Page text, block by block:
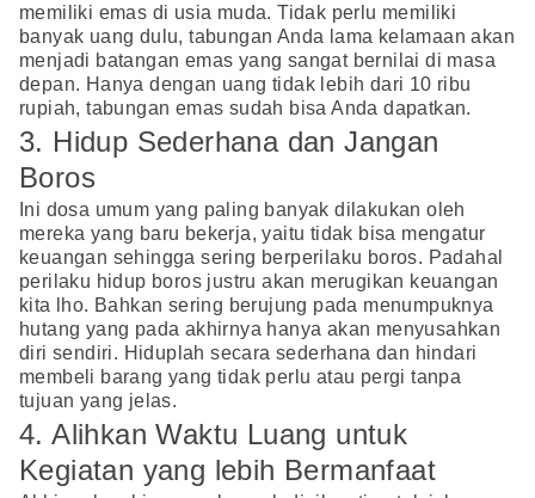
memiliki emas di usia muda. Tidak perlu memiliki
banyak uang dulu, tabungan Anda lama kelamaan akan
menjadi batangan emas yang sangat bernilai di masa
depan. Hanya dengan uang tidak lebih dari 10 ribu
rupiah, tabungan emas sudah bisa Anda dapatkan.
3. Hidup Sederhana dan Jangan
Boros
Ini dosa umum yang paling banyak dilakukan oleh
mereka yang baru bekerja, yaitu tidak bisa mengatur
keuangan sehingga sering berperilaku boros. Padahal
perilaku hidup boros justru akan merugikan keuangan
kita lho. Bahkan sering berujung pada menumpuknya
hutang yang pada akhirnya hanya akan menyusahkan
diri sendiri. Hiduplah secara sederhana dan hindari
membeli barang yang tidak perlu atau pergi tanpa
tujuan yang jelas.
4. Alihkan Waktu Luang untuk
Kegiatan yang lebih Bermanfaat